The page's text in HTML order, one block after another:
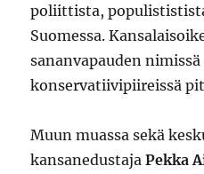
poliittista,
Suomessa.
sananvapauden nimissä
konservatiivipiireissä
Muun muassa sekä
kansanedustajaPekka